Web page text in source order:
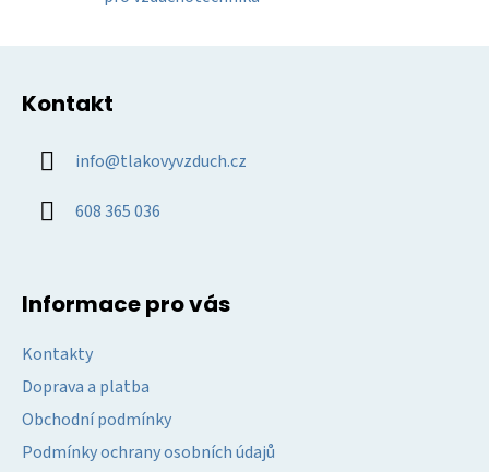
Kontakt
info@tlakovyvzduch.cz
608 365 036
Informace pro vás
Kontakty
Doprava a platba
Obchodní podmínky
Podmínky ochrany osobních údajů